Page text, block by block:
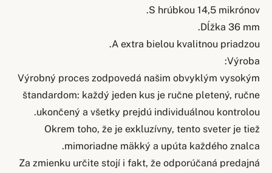
S hrúbkou 14,5 mikrónov.
Dĺžka 36 mm.
A extra bielou kvalitnou priadzou.
Výroba:
Výrobný proces zodpovedá našim obvyklým vysokým
štandardom: každý jeden kus je ručne pletený, ručne
ukončený a všetky prejdú individuálnou kontrolou.
Okrem toho, že je exkluzívny, tento sveter je tiež
mimoriadne mäkký a upúta každého znalca.
Za zmienku určite stojí i fakt, že odporúčaná predajná